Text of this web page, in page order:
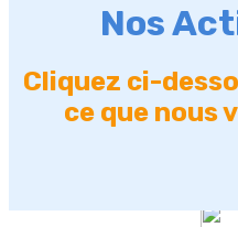
Nos
Cliquez ci-
ce que nous